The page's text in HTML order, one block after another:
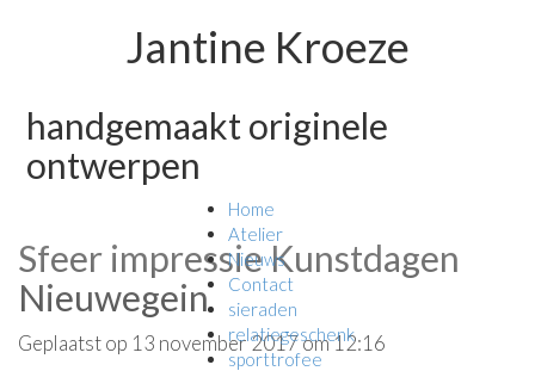
Jantine Kroeze
handgemaakt originele
ontwerpen
Home
Atelier
Nieuws
Contact
sieraden
relatiegeschenk
sporttrofee
Sfeer impressie Kunstdagen
Nieuwegein
Geplaatst op 13 november 2017 om 12:16